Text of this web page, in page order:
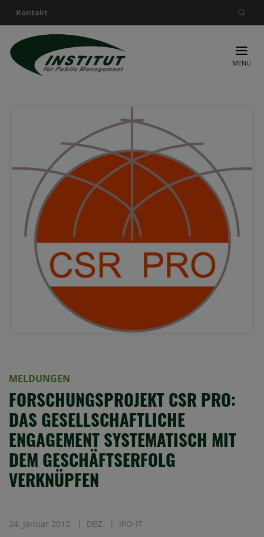
Kontakt
Suche nach:
MENU
MELDUNGEN
FORSCHUNGSPROJEKT CSR PRO:
DAS GESELLSCHAFTLICHE
ENGAGEMENT SYSTEMATISCH MIT
DEM GESCHÄFTSERFOLG
VERKNÜPFEN
24. Januar 2012 DBZ IPO-IT